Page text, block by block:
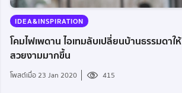
IDEA&INSPIRATION
โคมไฟเพดาน ไอเทมลับเปลี่ยนบ้านธรรมดาให้
สวยงามมากขึ้น
โพสต์เมื่อ 23 Jan 2020 415